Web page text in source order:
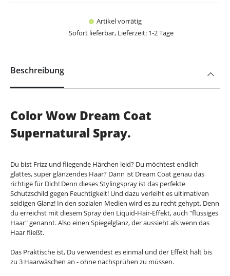
Artikel vorrätig
Sofort lieferbar, Lieferzeit: 1-2 Tage
Beschreibung
Color Wow Dream Coat
Supernatural Spray.
Du bist Frizz und fliegende Härchen leid? Du möchtest endlich
glattes, super glänzendes Haar? Dann ist Dream Coat genau das
richtige für Dich! Denn dieses Stylingspray ist das perfekte
Schutzschild gegen Feuchtigkeit! Und dazu verleiht es ultimativen
seidigen Glanz! In den sozialen Medien wird es zu recht gehypt. Denn
du erreichst mit diesem Spray den Liquid-Hair-Effekt, auch "flüssiges
Haar" genannt. Also einen Spiegelglanz, der aussieht als wenn das
Haar fließt.
Das Praktische ist, Du verwendest es einmal und der Effekt hält bis
zu 3 Haarwäschen an - ohne nachsprühen zu müssen.